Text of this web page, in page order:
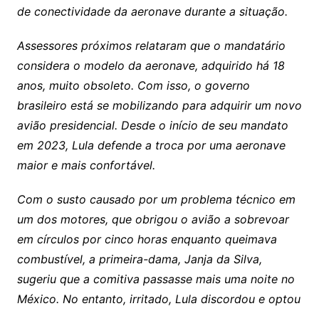
de conectividade da aeronave durante a situação.
Assessores próximos relataram que o mandatário
considera o modelo da aeronave, adquirido há 18
anos, muito obsoleto. Com isso, o governo
brasileiro está se mobilizando para adquirir um novo
avião presidencial. Desde o início de seu mandato
em 2023, Lula defende a troca por uma aeronave
maior e mais confortável.
Com o susto causado por um problema técnico em
um dos motores, que obrigou o avião a sobrevoar
em círculos por cinco horas enquanto queimava
combustível, a primeira-dama, Janja da Silva,
sugeriu que a comitiva passasse mais uma noite no
México. No entanto, irritado, Lula discordou e optou